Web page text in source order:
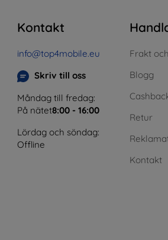
Kontakt
info@top4mobile.eu
Skriv till oss
Måndag till fredag:
På nätet8:00 - 16:00
Lördag och söndag:
Offline
Frakt
Blogg
Retur
Kontakt